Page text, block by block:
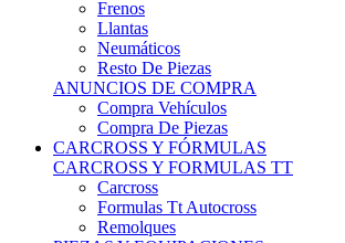
Neumáticos
Resto De Piezas
ANUNCIOS DE COMPRA
Compra Vehículos
Compra De Piezas
CARCROSS Y FÓRMULAS
CARCROSS Y FORMULAS TT
Carcross
Formulas Tt Autocross
Remolques
PIEZAS Y EQUIPACIONES
Mecanica